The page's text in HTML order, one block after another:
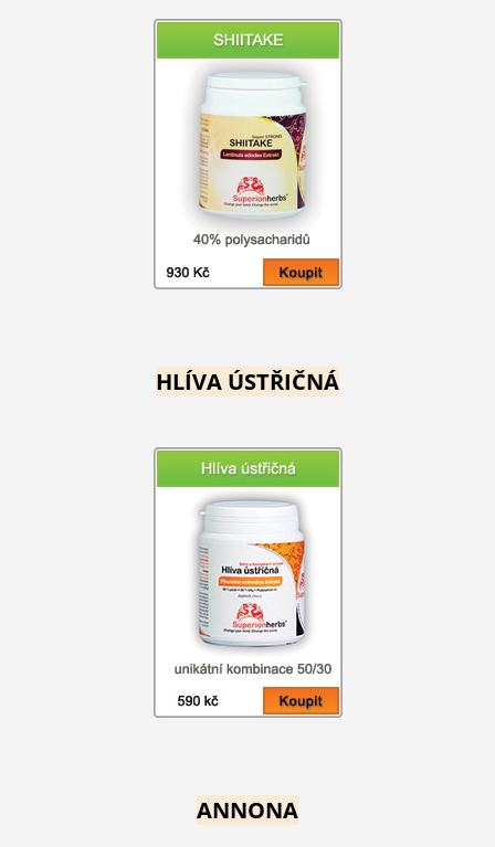
HLÍVA ÚSTŘIČNÁ
ANNONA